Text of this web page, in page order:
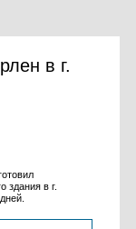
в г.
здания в г.